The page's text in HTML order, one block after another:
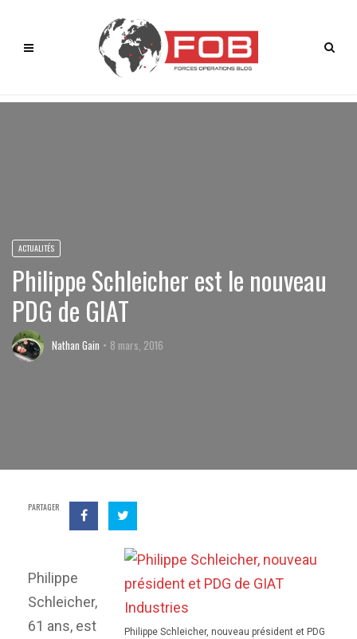
ACTUALITÉS
Philippe Schleicher est le nouveau
PDG de GIAT
Nathan Gain 8 mars, 2016
PARTAGER
Philippe Schleicher, nouveau président et PDG
Philippe
Schleicher,
61 ans, est